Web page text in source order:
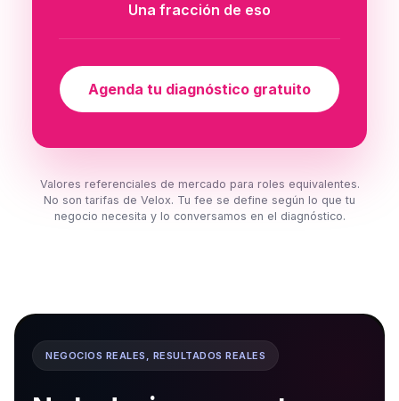
Una fracción de eso
Agenda tu diagnóstico gratuito
Valores referenciales de mercado para roles equivalentes.
No son tarifas de Velox. Tu fee se define según lo que tu
negocio necesita y lo conversamos en el diagnóstico.
NEGOCIOS REALES, RESULTADOS REALES